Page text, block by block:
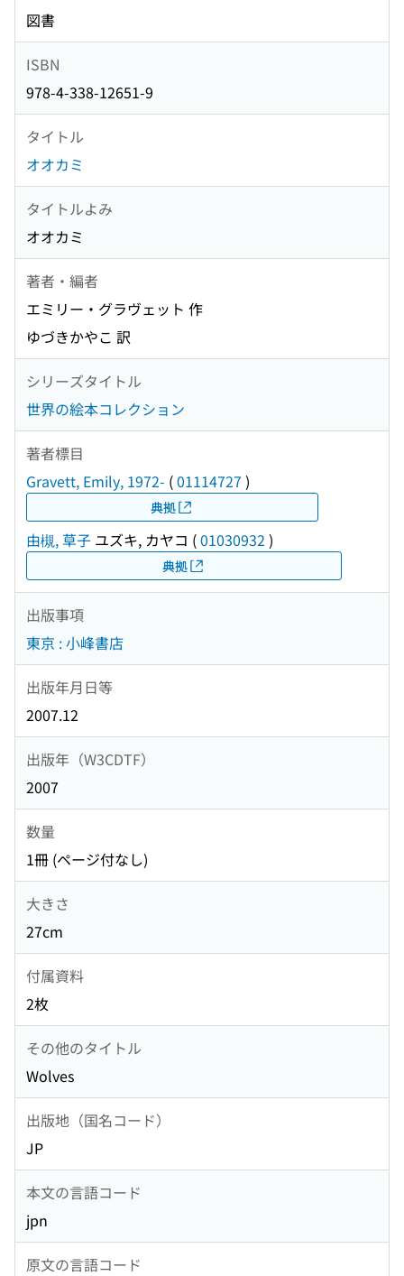
図書
ISBN
978-4-338-12651-9
タイトル
オオカミ
タイトルよみ
オオカミ
著者・編者
エミリー・グラヴェット 作
ゆづきかやこ 訳
シリーズタイトル
世界の絵本コレクション
著者標目
Gravett, Emily, 1972- (01114727 )
典拠
由槻, 草子 ユズキ, カヤコ (01030932 )
典拠
出版事項
東京 : 小峰書店
出版年月日等
2007.12
出版年（W3CDTF）
2007
数量
1冊 (ページ付なし)
大きさ
27cm
付属資料
2枚
その他のタイトル
Wolves
出版地（国名コード）
JP
本文の言語コード
jpn
原文の言語コード